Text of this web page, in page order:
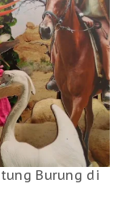
Burung di